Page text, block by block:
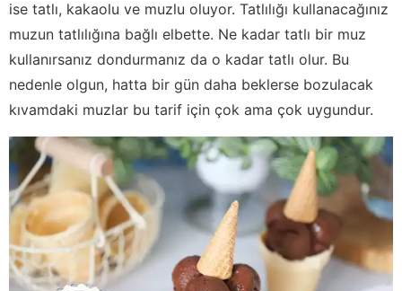
ise tatlı, kakaolu ve muzlu oluyor. Tatlılığı kullanacağınız
muzun tatlılığına bağlı elbette. Ne kadar tatlı bir muz
kullanırsanız dondurmanız da o kadar tatlı olur. Bu
nedenle olgun, hatta bir gün daha beklerse bozulacak
kıvamdaki muzlar bu tarif için çok ama çok uygundur.